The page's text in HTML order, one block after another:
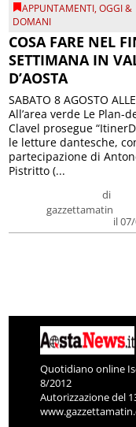
APPUNTAMENTI,OGGI &
DOMANI
COSA FARE NEL
SETTIMANA IN
D’AOSTA
di
gazzettamatin
il
SABATO 8 AGOSTO
All’area verde Le Plan-
Clavel prosegue
le letture dantesche,
partecipazione di
Pistritto (...
Quotidiano online
8/2012
Autorizzazione del